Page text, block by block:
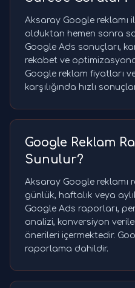
Aksaray Google reklamı
olduktan hemen sonra
Google Ads sonuçları,
rekabet ve
Google reklam fiyatları
karşılığında hızlı
Google Reklam
Sunulur?
Aksaray Google reklamı
günlük, haftalık veya
Google Ads raporları,
analizi, konversiyon
önerileri içermektedir.
raporlama dahildir.